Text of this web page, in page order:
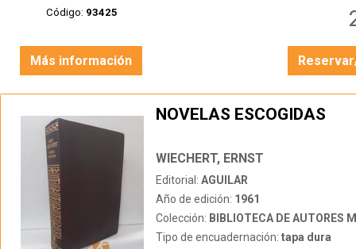
Código: 93425
Más información
NOVELAS ESCOGIDAS
WIECHERT, ERNST
Editorial: AGUILAR
Año de edición: 1961
Colección: BIBLIOTECA DE AUTORES
Tipo de encuadernación: tapa dura